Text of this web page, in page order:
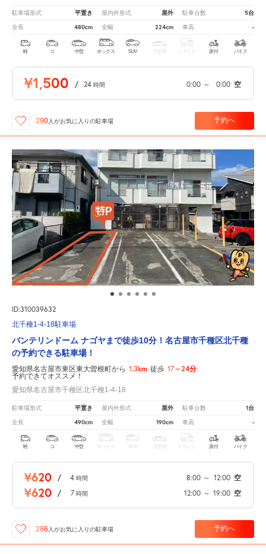
駐車場形式 平置き 屋内外形式 屋外 駐車台数 5台
全長 480cm 全幅 224cm 車高 -
軽 コ 中型 ボックス SUV 大型車 トラック 原付 バイク
¥1,500 / 24 時間 0:00 ～ 0:00 空
290 人がお気に入りの駐車場 予約へ
ID:310039632
北千種1-4-18駐車場
バンテリンドーム ナゴヤまで徒歩10分！名古屋市千種区北千種
の予約できる駐車場！
愛知県名古屋市東区東大曽根町から 1.3km 徒歩 17～24分
予約できてオススメ！
愛知県名古屋市千種区北千種1-4-18
駐車場形式 平置き 屋内外形式 屋外 駐車台数 1台
全長 490cm 全幅 190cm 車高 -
軽 コ 中型 ボックス SUV 大型車 トラック 原付 バイク
¥620 / 4 時間 8:00 ～ 12:00 空
¥620 / 7 時間 12:00 ～ 19:00 空
286 人がお気に入りの駐車場 予約へ